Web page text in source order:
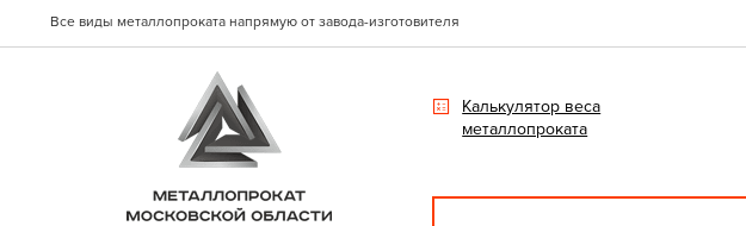
Все виды металлопроката напрямую от завода-изготовителя
Калькулятор веса
металлопроката